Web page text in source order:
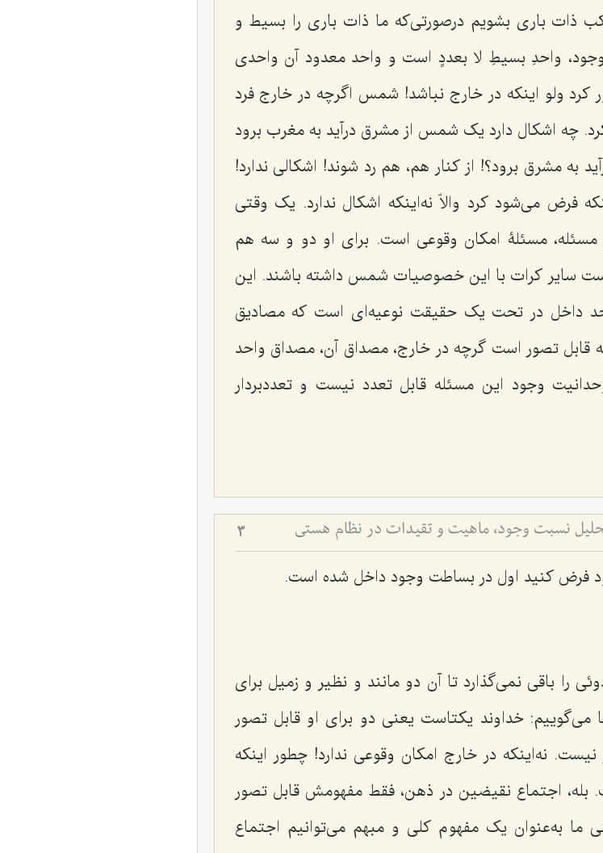
ذات باری بشویم درصورتی‌که ما ذات باری را بسیط و
واحدِ بسیطِ لا بعددٍ است و واحد معدود آن واحدی
ولو اینکه در خارج نباشد! شمس اگرچه در خارج فرد
چه اشکال دارد یک شمس از مشرق درآید به مغرب برود
مشرق برود؟! از کنار هم، هم رد شوند! اشکالی ندارد!
فرض می‌شود کرد والاّ نه‌اینکه اشکال ندارد. یک وقتی
مسئلۀ امکان وقوعی است. برای او دو و سه هم
سایر کرات با این خصوصیات شمس داشته باشند. این
داخل در تحت یک حقیقت نوعیه‌ای است که مصادیق
قابل تصور است گرچه در خارج، مصداق آن، مصداق واحد
وجود این مسئله قابل تعدد نیست و تعددبردار
نسبت وجود، ماهیت و تقیدات در نظام هستی 3
فرض کنید اول در بساطت وجود داخل شده است.
را باقی نمی‌گذارد تا آن دو مانند و نظیر و زمیل برای
می‌گوییم: خداوند یکتاست یعنی دو برای او قابل تصور
نه‌اینکه در خارج امکان وقوعی ندارد! چطور اینکه
بله، اجتماع نقیضین در ذهن، فقط مفهومش قابل تصور
به‌عنوان یک مفهوم کلی و مبهم می‌توانیم اجتماع